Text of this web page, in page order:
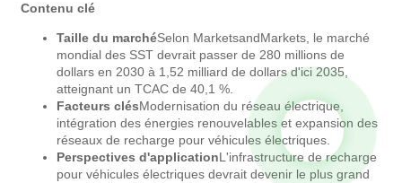
Contenu clé
Taille du marchéSelon MarketsandMarkets, le marché
mondial des SST devrait passer de 280 millions de
dollars en 2030 à 1,52 milliard de dollars d'ici 2035,
atteignant un TCAC de 40,1 %.
Facteurs clésModernisation du réseau électrique,
intégration des énergies renouvelables et expansion des
réseaux de recharge pour véhicules électriques.
Perspectives d'applicationL'infrastructure de recharge
pour véhicules électriques devrait devenir le plus grand